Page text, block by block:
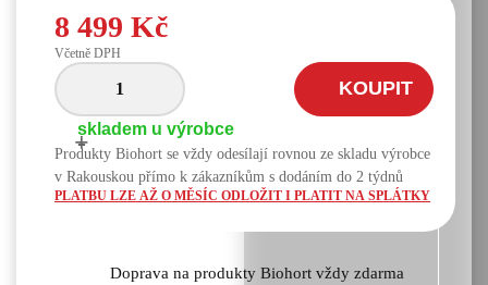
8 499 Kč
Včetně DPH
-
+
KOUPIT
skladem u výrobce
Produkty Biohort se vždy odesílají rovnou ze skladu výrobce
v Rakouskou přímo k zákazníkům s dodáním do 2 týdnů
PLATBU LZE AŽ O MĚSÍC ODLOŽIT I PLATIT NA SPLÁTKY
Doprava na produkty Biohort vždy zdarma